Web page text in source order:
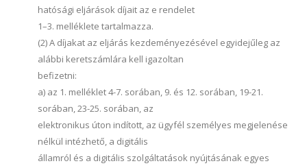
hatósági eljárások díjait az e rendelet
1–3. melléklete tartalmazza.
(2) A díjakat az eljárás kezdeményezésével egyidejűleg az
alábbi keretszámlára kell igazoltan
befizetni:
a) az 1. melléklet 4-7. sorában, 9. és 12. sorában, 19-21.
sorában, 23-25. sorában, az
elektronikus úton indított, az ügyfél személyes megjelenése
nélkül intézhető, a digitális
államról és a digitális szolgáltatások nyújtásának egyes